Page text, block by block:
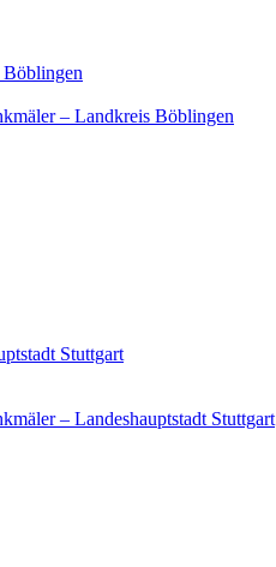
Böblingen
– Landkreis Böblingen
Stuttgart
– Landeshauptstadt Stuttgart